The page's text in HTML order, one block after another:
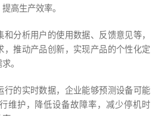
高生产效率。
分析用户的使用数据、反馈意见等，
，推动产品创新，实现产品的个性化定
。
行的实时数据，企业能够预测设备可能
维护，降低设备故障率，减少停机时